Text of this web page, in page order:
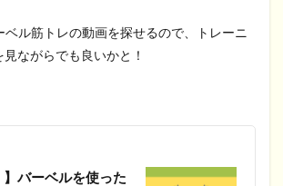
ベル筋トレの動画を探せるので、トレーニ
ながらでも良いかと！
】バーベルを使った